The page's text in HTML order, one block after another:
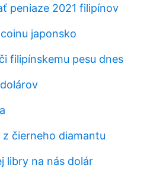
peniaze 2021 filipínov
japonsko
filipínskemu pesu dnes
čierneho diamantu
libry na nás dolár